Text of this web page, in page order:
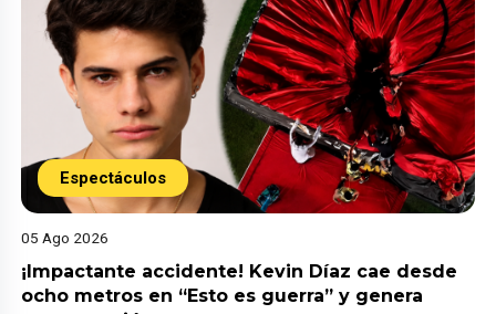
Espectáculos
05 Ago 2026
¡Impactante accidente! Kevin Díaz cae desde
ocho metros en “Esto es guerra” y genera